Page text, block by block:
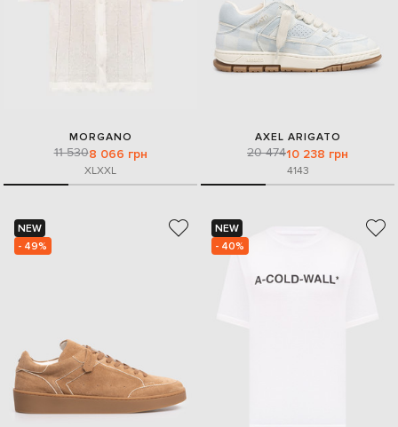
MORGANO
11 5308 066 грн
XLXXL
AXEL ARIGATO
20 47410 238 грн
4143
NEW
- 49%
NEW
- 40%